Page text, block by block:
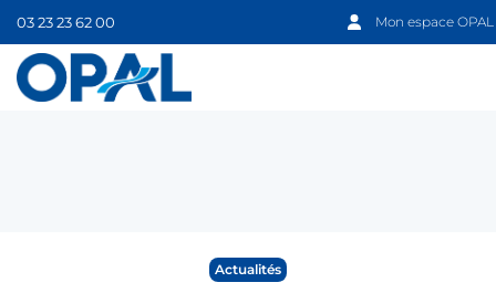
03 23 23 62 00 Mon espace OPAL
Actualités